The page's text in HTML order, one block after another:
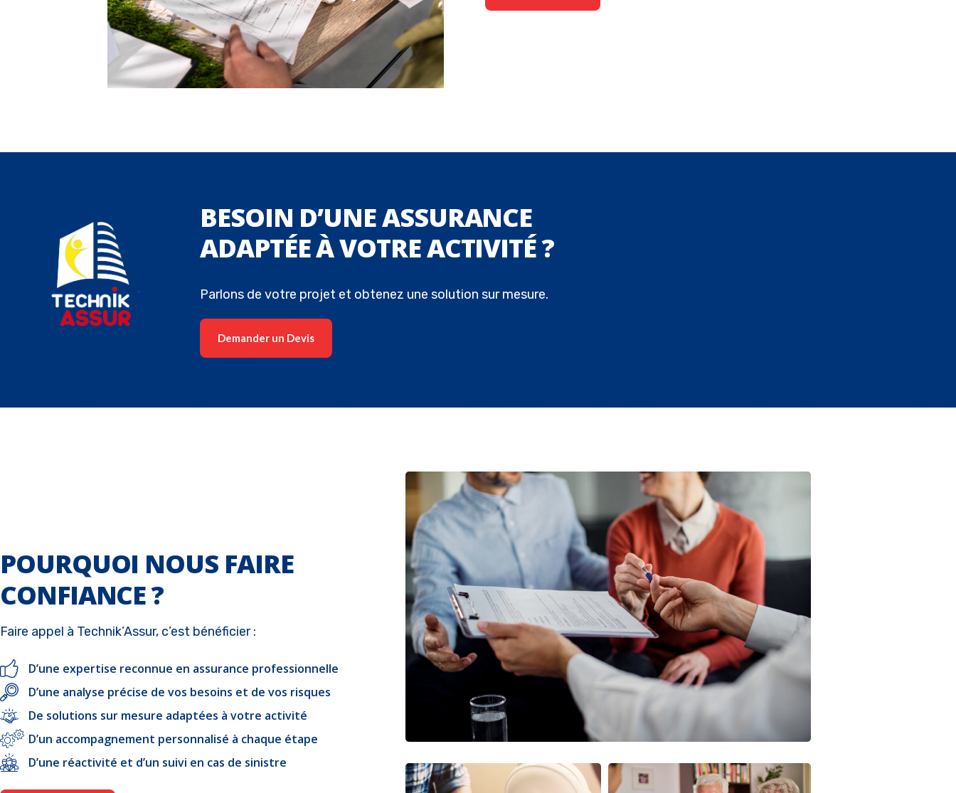
BESOIN D’UNE ASSURANCE
ADAPTÉE À VOTRE ACTIVITÉ ?
Parlons de votre projet et obtenez une solution sur mesure.
Demander un Devis
POURQUOI NOUS FAIRE
CONFIANCE ?
Faire appel à Technik’Assur, c’est bénéficier :
D’une expertise reconnue en assurance professionnelle
D’une analyse précise de vos besoins et de vos risques
De solutions sur mesure adaptées à votre activité
D’un accompagnement personnalisé à chaque étape
D’une réactivité et d’un suivi en cas de sinistre